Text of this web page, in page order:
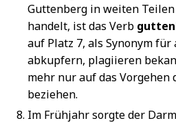
Guttenberg in weiten
handelt, ist das Verb
auf Platz 7, als Synonym für
abkupfern, plagiieren
mehr nur auf das Vorgehen
beziehen.
Im Frühjahr sorgte der